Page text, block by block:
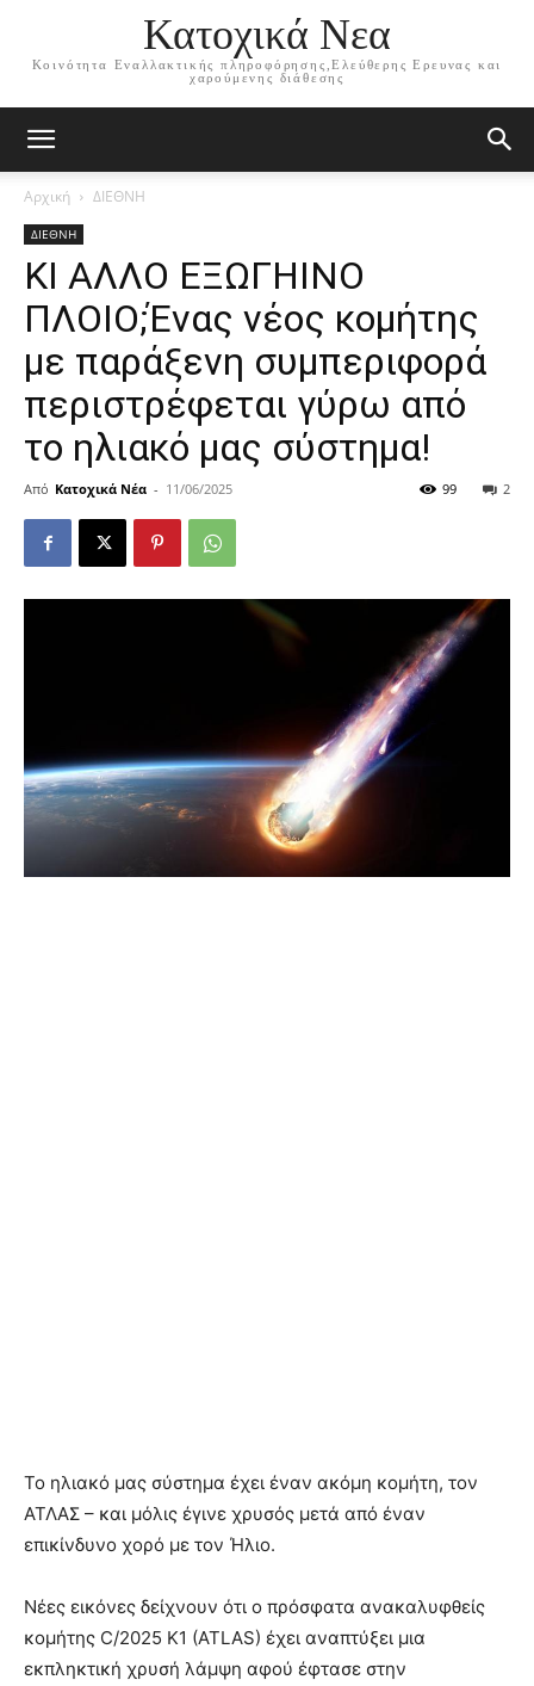
Κατοχικά Νεα
Κοινότητα Εναλλακτικής πληροφόρησης,Ελεύθερης Ερευνας και
χαρούμενης διάθεσης
Αρχική ΔΙΕΘΝΗ
ΔΙΕΘΝΗ
ΚΙ ΑΛΛΟ ΕΞΩΓΗΙΝΟ
ΠΛΟΙΟ;Ένας νέος κομήτης
με παράξενη συμπεριφορά
περιστρέφεται γύρω από
το ηλιακό μας σύστημα!
Από Κατοχικά Νέα - 11/06/2025 2
99
Το ηλιακό μας σύστημα έχει έναν ακόμη κομήτη, τον
ΑΤΛΑΣ – και μόλις έγινε χρυσός μετά από έναν
επικίνδυνο χορό με τον Ήλιο.
Νέες εικόνες δείχνουν ότι ο πρόσφατα ανακαλυφθείς
κομήτης C/2025 K1 (ATLAS) έχει αναπτύξει μια
εκπληκτική χρυσή λάμψη αφού έφτασε στην